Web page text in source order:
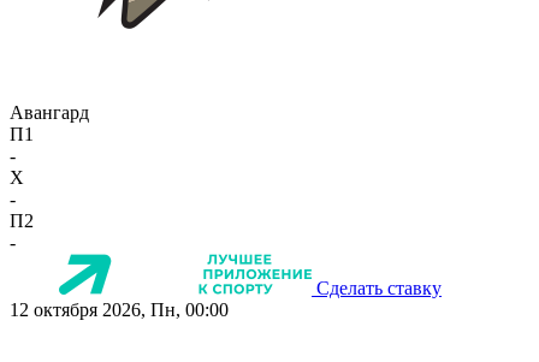
Авангард
П1
-
X
-
П2
-
Сделать ставку
12 октября 2026, Пн, 00:00